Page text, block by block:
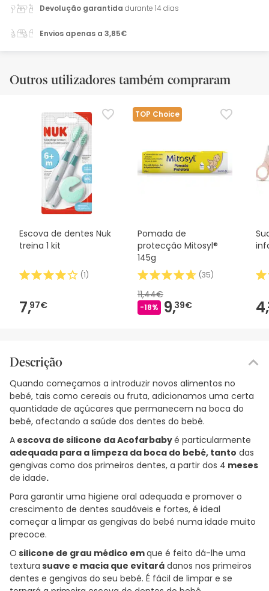
Devolução garantida durante 14 dias
Envios apenas a 3,85€
Outros utilizadores também compraram
Escova de dentes Nuk
treina 1 kit
(1)
7,97€
TOP Choice
Pomada de
protecção Mitosyl®
145g
(35)
11,44€
-18% 9,39€ 4,
Descrição
Quando começamos a introduzir novos alimentos no
bebé, tais como cereais ou fruta, adicionamos uma certa
quantidade de açúcares que permanecem na boca do
bebé, afectando a saúde dos dentes do bebé.
A escova de silicone da Acofarbabyé particularmente
adequada para a limpeza da boca do bebé, tanto das
gengivas como dos primeiros dentes, a partir dos 4 meses
de idade.
Para garantir uma higiene oral adequada e promover o
crescimento de dentes saudáveis e fortes, é ideal
começar a limpar as gengivas do bebé numa idade muito
precoce.
O silicone de grau médico emque é feito dá-lhe uma
textura suave e macia que evitará danos nos primeiros
dentes e gengivas do seu bebé. É fácil de limpar e se